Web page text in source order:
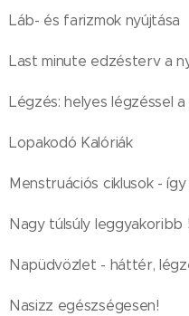
Láb- és farizmok nyújtása
Last minute edzésterv a
Légzés: helyes légzéssel
Lopakodó Kalóriák
Menstruációs ciklusok -
Nagy túlsúly leggyakoribb
Napüdvözlet - háttér,
Nasizz egészségesen!